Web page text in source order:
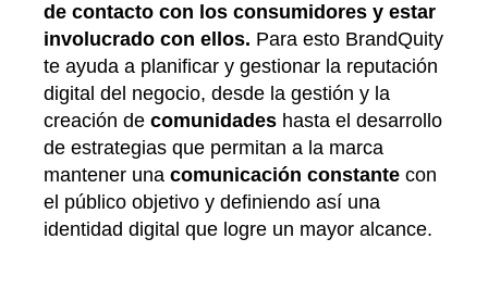
de contacto con los consumidores y estar
involucrado con ellos. Para esto BrandQuity
te ayuda a planificar y gestionar la reputación
digital del negocio, desde la gestión y la
creación de comunidades hasta el desarrollo
de estrategias que permitan a la marca
mantener una comunicación constante con
el público objetivo y definiendo así una
identidad digital que logre un mayor alcance.